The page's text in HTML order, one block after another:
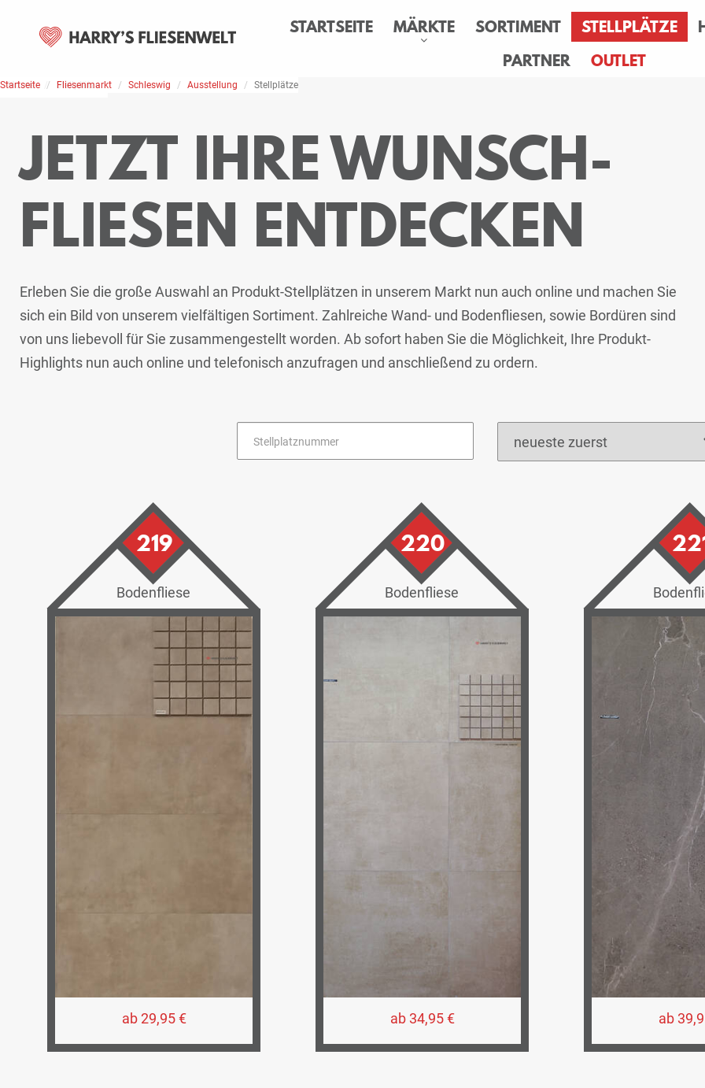
STARTSEITE MÄRKTE SORTIMENT STELLPLÄTZE
PARTNER
OUTLET
Home Stellplätze
Startseite Fliesenmarkt Schleswig Ausstellung Stellplätze
JETZT IHRE WUNSCH-
FLIESEN ENTDECKEN
Erleben Sie die große Auswahl an Produkt-Stellplätzen in unserem Markt nun auch online und machen Sie
sich ein Bild von unserem vielfältigen Sortiment. Zahlreiche Wand- und Bodenfliesen, sowie Bordüren sind
von uns liebevoll für Sie zusammengestellt worden. Ab sofort haben Sie die Möglichkeit, Ihre Produkt-
Highlights nun auch online und telefonisch anzufragen und anschließend zu ordern.
219
Bodenfliese
ab 29,95 €
220
Bodenfliese
ab 34,95 € ab